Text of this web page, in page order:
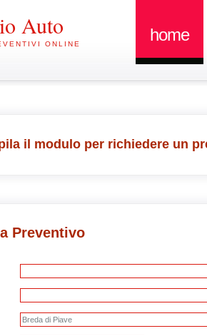
Auto
ONLINE home
il modulo per richiedere un
Preventivo